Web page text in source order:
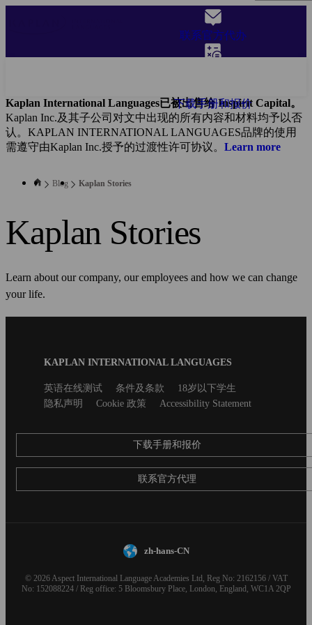
联系官方代办
下载手册和报价
Kaplan International Languages已被出售给 Inspirit Capital。
Kaplan Inc.及其子公司对文中出现的所有内容和材料均予以否
认。KAPLAN INTERNATIONAL LANGUAGES品牌的使用
需遵守由Kaplan Inc.授予的过渡性许可协议。 Learn more
Blog Kaplan Stories
Kaplan Stories
Learn about our company, our employees and how we can change
your life.
KAPLAN INTERNATIONAL LANGUAGES
Secondary英语在线测试 条件及条款
18岁以下学生
隐私声明
Cookie 政策 Accessibility Statement
下载手册和报价
联系官方代理
zh-hans-CN
© 2026 Aspect International Language Academies Ltd, Reg No: 2162156 / VAT
No: 152088224 / Reg office: 5 Bloomsbury Place, London, England, WC1A 2QP